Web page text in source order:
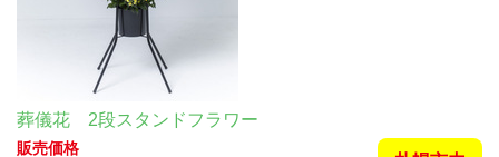
葬儀花 2段スタンドフラワー
販売価格